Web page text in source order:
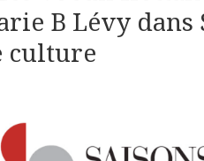
B Lévy dans
culture